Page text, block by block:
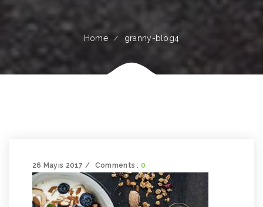
Home granny-blog4
26 Mayıs 2017 Comments :0